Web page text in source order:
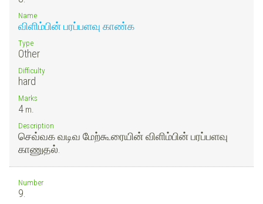
Name
விளிம்பின் பரப்பளவு காண்க
Type
Other
Difficulty
hard
Marks
4 m.
Description
செவ்வக வடிவ மேற்கூரையின் விளிம்பின் பரப்பளவு
காணுதல்.
Number
9.